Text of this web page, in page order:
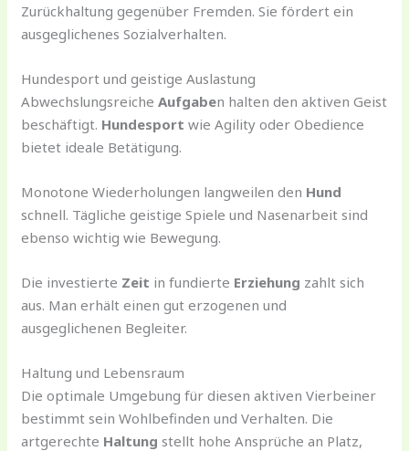
Zurückhaltung gegenüber Fremden. Sie fördert ein
ausgeglichenes Sozialverhalten.
Hundesport und geistige Auslastung
AbwechslungsreicheAufgaben halten den aktiven Geist
beschäftigt. Hundesport wie Agility oder Obedience
bietet ideale Betätigung.
Monotone Wiederholungen langweilen den Hund
schnell. Tägliche geistige Spiele und Nasenarbeit sind
ebenso wichtig wie Bewegung.
Die investierte Zeit in fundierte Erziehung zahlt sich
aus. Man erhält einen gut erzogenen und
ausgeglichenen Begleiter.
Haltung und Lebensraum
Die optimale Umgebung für diesen aktiven Vierbeiner
bestimmt sein Wohlbefinden und Verhalten. Die
artgerechte Haltung stellt hohe Ansprüche an Platz,